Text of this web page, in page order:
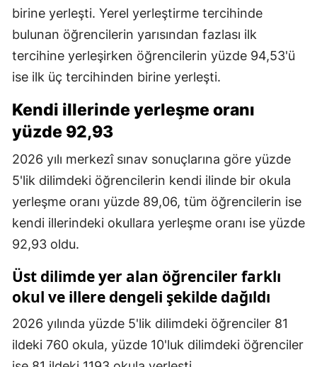
birine yerleşti. Yerel yerleştirme tercihinde
bulunan öğrencilerin yarısından fazlası ilk
tercihine yerleşirken öğrencilerin yüzde 94,53'ü
ise ilk üç tercihinden birine yerleşti.
Kendi illerinde yerleşme oranı
yüzde 92,93
2026 yılı merkezî sınav sonuçlarına göre yüzde
5'lik dilimdeki öğrencilerin kendi ilinde bir okula
yerleşme oranı yüzde 89,06, tüm öğrencilerin ise
kendi illerindeki okullara yerleşme oranı ise yüzde
92,93 oldu.
Üst dilimde yer alan öğrenciler farklı
okul ve illere dengeli şekilde dağıldı
2026 yılında yüzde 5'lik dilimdeki öğrenciler 81
ildeki 760 okula, yüzde 10'luk dilimdeki öğrenciler